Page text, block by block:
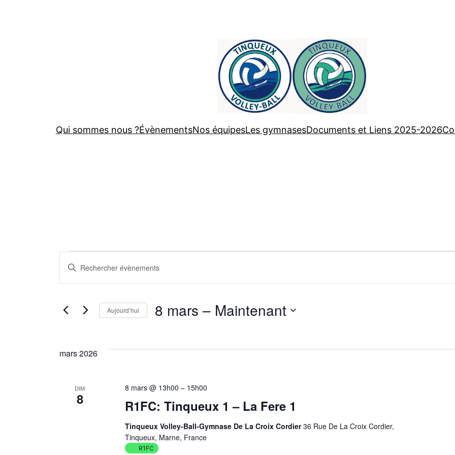
Qui sommes nous ?ÉvènementsNos équipesLes gymnasesDocuments et Liens 2025-2026
Évènements
Recherche
et
navigation
de
vues
Évènements
Saisir
Rechercher
Évènements
mot-
Aujourd’hui 8 mars – Maintenant
mars 2026
DIM
8 R1FC: Tinqueux 1 – La Fere 1
8 mars @ 13h00 – 15h00
Tinqueux Volley-Ball-Gymnase De La Croix Cordier36 Rue De La Croix Cordier,
Tinqueux, Marne, France
R1FC